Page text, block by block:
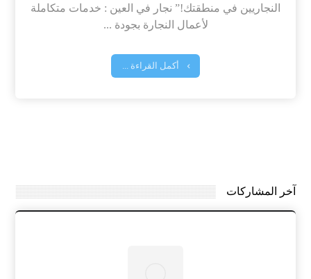
النجاريين في منطقتك!” نجار في العين : خدمات متكاملة
لأعمال النجارة بجودة ...
أكمل القراءة ...
آخر المشاركات